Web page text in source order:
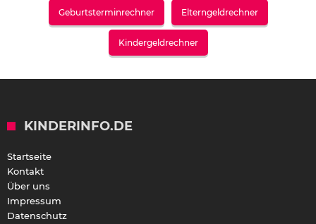
Geburtsterminrechner Elterngeldrechner
Kindergeldrechner
KINDERINFO.DE
Startseite
Kontakt
Über uns
Impressum
Datenschutz